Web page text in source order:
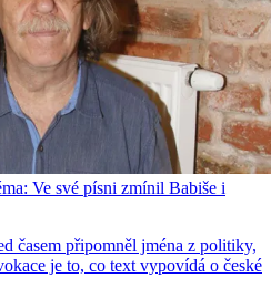
Ve své písni zmínil Babiše i
časem připomněl jména z politiky,
je to, co text vypovídá o české